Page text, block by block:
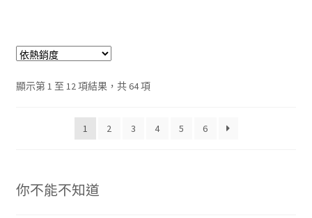
顯示第 1 至 12 項結果，共 64 項依
度
1 2 3 4 5 6
你不能不知道